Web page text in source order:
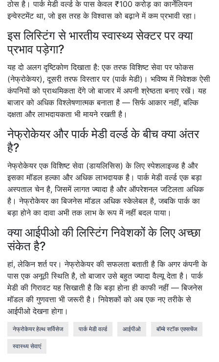
ठोस है। पार्क मेडी वर्ल्ड के पास केवल ₹100 करोड़ का कार्नेलियन
इन्वेस्टमेंट था, जो इस तरह के विश्वास को बढ़ाने में कम प्रभावी रहा।
इस लिस्टिंग से भारतीय स्वास्थ्य सेक्टर पर क्या
प्रभाव पड़ेगा?
यह दो अलग दृष्टिकोण दिखाता है: एक तरफ विशिष्ट सेवा पर फोकस
(नेफ्रोकेयर), दूसरी तरफ विस्तार पर (पार्क मेडी)। भविष्य में निवेशक ऐसी
कंपनियों को प्राथमिकता देंगे जो बाजार में अपनी श्रेष्ठता बनाए रखें। यह
बाजार को अधिक विश्लेषणात्मक बनाता है — सिर्फ आकार नहीं, बल्कि
दक्षता और लाभदायकता भी मायने रखती है।
नेफ्रोकेयर और पार्क मेडी वर्ल्ड के बीच क्या अंतर
है?
नेफ्रोकेयर एक विशिष्ट सेवा (डायलिसिस) के लिए स्पेशलाइज्ड है और
इसका मॉडल हल्का और अधिक लाभदायक है। पार्क मेडी वर्ल्ड एक बड़ा
अस्पताल चेन है, जिसमें लागत ज्यादा है और ऑपरेशनल जटिलता अधिक
है। नेफ्रोकेयर का बिजनेस मॉडल अधिक स्केलेबल है, जबकि पार्क का
बड़ा होने का दावा अभी तक लाभ के रूप में नहीं बदल पाया।
क्या आईपीओ की लिस्टिंग निवेशकों के लिए अच्छा
संकेत है?
हां, लेकिन शर्त पर। नेफ्रोकेयर की सफलता बताती है कि अगर कंपनी के
पास एक अनूठी स्थिति है, तो बाजार उसे बहुत ज्यादा वैल्यू देता है। पार्क
मेडी की गिरावट यह सिखाती है कि बड़ा होना ही काफी नहीं — बिजनेस
मॉडल की गुणवत्ता भी जरूरी है। निवेशकों को अब एक नए तरीके से
आईपीओ देखना होगा।
नेफ्रोकेयर हेल्थ सर्विसेज पार्क मेडी वर्ल्ड आईपीओ बॉम्बे स्टॉक एक्सचेंज
स्वास्थ्य सेवाएं